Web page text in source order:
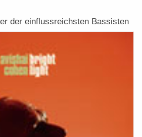
der einflussreichsten Bassisten